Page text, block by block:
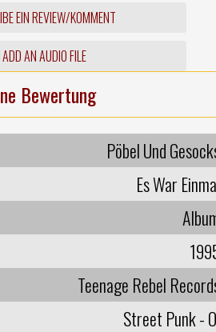
EIN REVIEW/KOMMENT
ADD AN AUDIO FILE
Bewertung
Pöbel Und
Es War
Teenage Rebel
Street Punk -